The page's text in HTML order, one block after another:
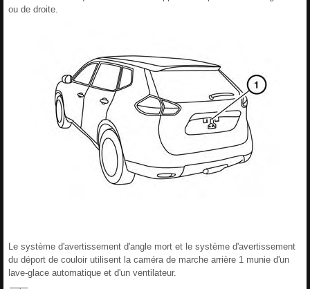
ou de droite.
Le système d'avertissement d'angle mort et le système d'avertissement
du déport de couloir utilisent la caméra de marche arrière 1 munie d'un
lave-glace automatique et d'un ventilateur.